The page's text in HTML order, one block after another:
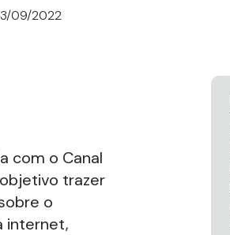
09/2022
com o Canal
trazer
o
internet,